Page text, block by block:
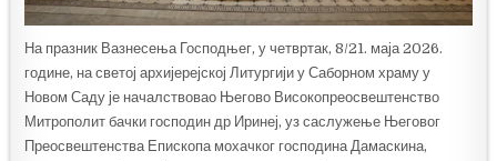
На празник Вазнесења Господњег, у четвртак, 8/21. маја 2026.
године, на светој архијерејској Литургији у Саборном храму у
Новом Саду је началствовао Његово Високопреосвештенство
Митрополит бачки господин др Иринеј, уз саслужење Његовог
Преосвештенства Епископа мохачког господина Дамаскина,